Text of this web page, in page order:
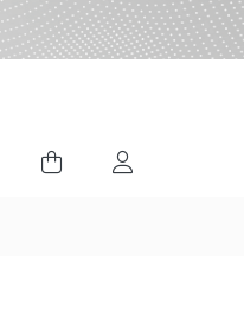
ورود کاربران